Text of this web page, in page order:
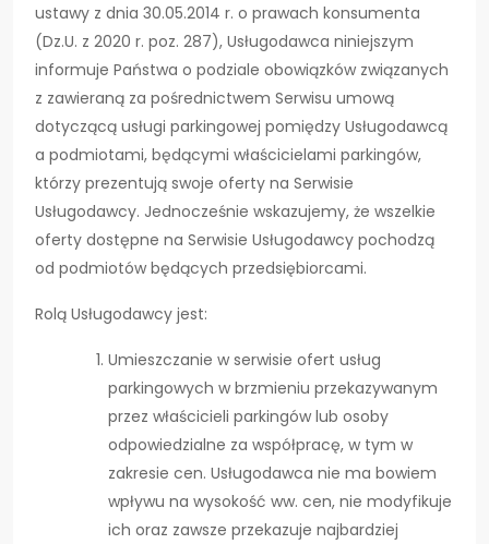
ustawy z dnia 30.05.2014 r. o prawach konsumenta
(Dz.U. z 2020 r. poz. 287), Usługodawca niniejszym
informuje Państwa o podziale obowiązków związanych
z zawieraną za pośrednictwem Serwisu umową
dotyczącą usługi parkingowej pomiędzy Usługodawcą
a podmiotami, będącymi właścicielami parkingów,
którzy prezentują swoje oferty na Serwisie
Usługodawcy. Jednocześnie wskazujemy, że wszelkie
oferty dostępne na Serwisie Usługodawcy pochodzą
od podmiotów będących przedsiębiorcami.
Rolą Usługodawcy jest:
Umieszczanie w serwisie ofert usług
parkingowych w brzmieniu przekazywanym
przez właścicieli parkingów lub osoby
odpowiedzialne za współpracę, w tym w
zakresie cen. Usługodawca nie ma bowiem
wpływu na wysokość ww. cen, nie modyfikuje
ich oraz zawsze przekazuje najbardziej